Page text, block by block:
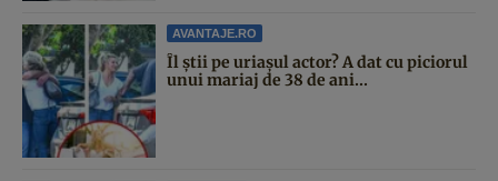
AVANTAJE.RO
Îl știi pe uriașul actor? A dat cu piciorul
unui mariaj de 38 de ani...